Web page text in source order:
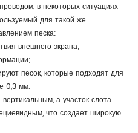
в некоторых ситуациях
для такой же
песка;
внешнего экрана;
песок, которые подходят для
0,3 мм.
а участок слота
что создает широкую